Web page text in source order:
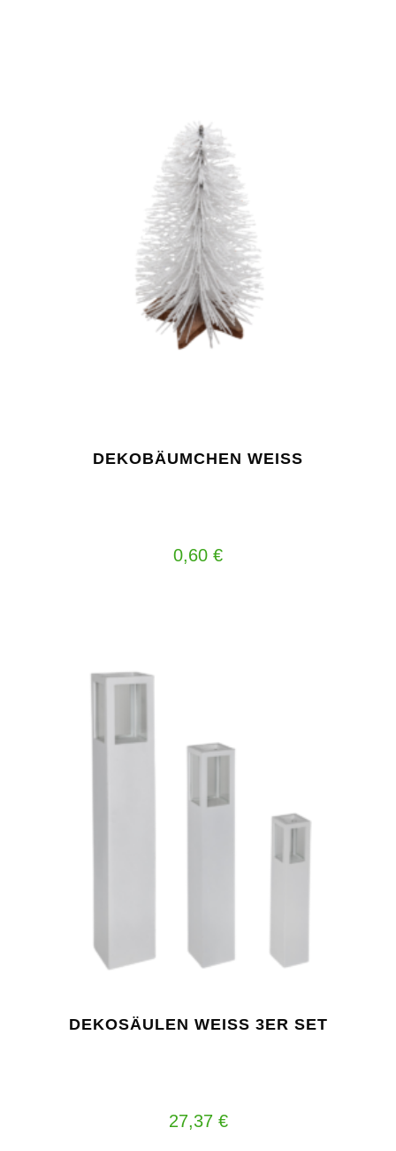
DEKOBÄUMCHEN WEISS
0,60 €
DEKOSÄULEN WEISS 3ER SET
27,37 €